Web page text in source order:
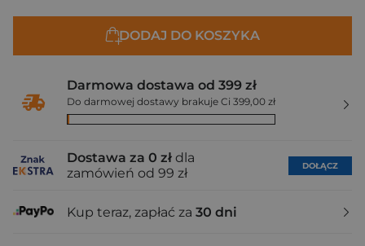
DODAJ DO KOSZYKA
Darmowa dostawa od 399 zł
Do darmowej dostawy brakuje Ci 399,00 zł
Dostawa za 0 zł dla
zamówień od 99 zł
DOŁĄCZ
Kup teraz, zapłać za 30 dni